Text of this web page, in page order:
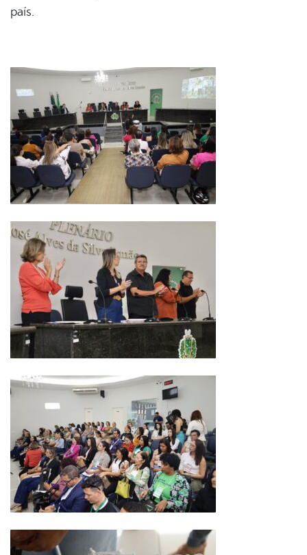
país.